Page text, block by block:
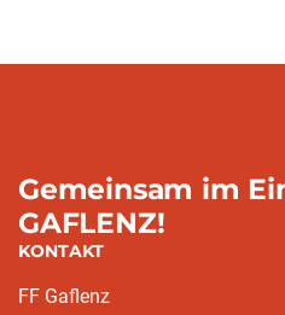
Gemeinsam im
GAFLENZ!
KONTAKT
FF Gaflenz